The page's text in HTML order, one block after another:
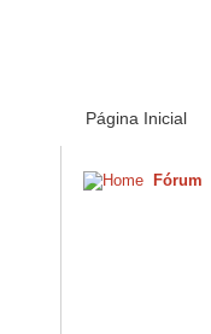
Página Inicial
Fórum